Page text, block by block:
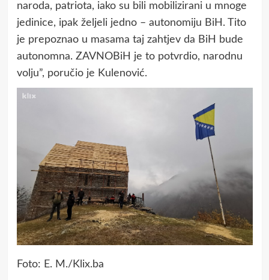
naroda, patriota, iako su bili mobilizirani u mnoge
jedinice, ipak željeli jedno – autonomiju BiH. Tito
je prepoznao u masama taj zahtjev da BiH bude
autonomna. ZAVNOBiH je to potvrdio, narodnu
volju”, poručio je Kulenović.
Foto: E. M./Klix.ba